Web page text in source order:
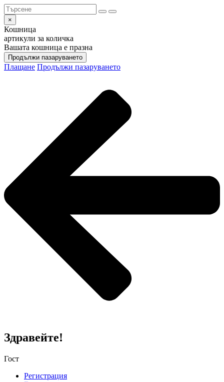
×
Кошница
артикули за количка
Вашата кошница е празна
Продължи пазаруването
Плащане Продължи пазаруването
Здравейте!
Гост
Регистрация